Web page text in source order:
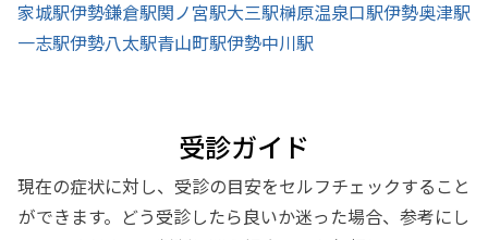
家城駅伊勢鎌倉駅関ノ宮駅大三駅榊原温泉口駅伊勢奥津駅
一志駅伊勢八太駅青山町駅伊勢中川駅
受診ガイド
現在の症状に対し、受診の目安をセルフチェックすること
ができます。どう受診したら良いか迷った場合、参考にし